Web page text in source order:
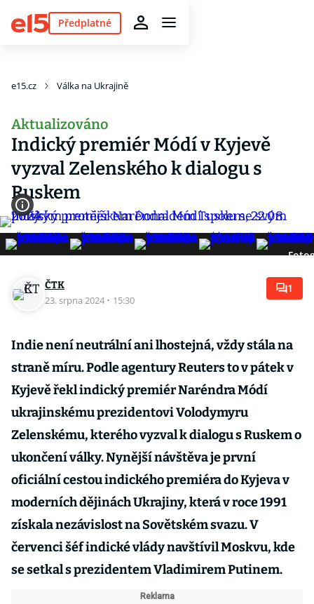
Předplatné
e15.cz Válka na Ukrajině
Aktualizováno
Indický premiér Módí v Kyjevě
vyzval Zelenského k dialogu s
Ruskem
ČTK
23. srpna 2024 · 15:30
1
Indie není neutrální ani lhostejná, vždy stála na
straně míru. Podle agentury Reuters to v pátek v
Kyjevě řekl indický premiér Naréndra Módí
ukrajinskému prezidentovi Volodymyru
Zelenskému, kterého vyzval k dialogu s Ruskem o
ukončení války. Nynější návštěva je první
oficiální cestou indického premiéra do Kyjeva v
moderních dějinách Ukrajiny, která v roce 1991
získala nezávislost na Sovětském svazu. V
červenci šéf indické vlády navštívil Moskvu, kde
se setkal s prezidentem Vladimirem Putinem.